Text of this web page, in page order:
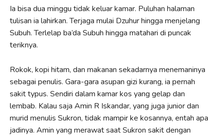
Ia bisa dua minggu tidak keluar kamar. Puluhan halaman
tulisan ia lahirkan. Terjaga mulai Dzuhur hingga menjelang
Subuh. Terlelap ba’da Subuh hingga matahari di puncak
teriknya.
Rokok, kopi hitam, dan makanan sekadarnya menemaninya
sebagai penulis. Gara-gara asupan gizi kurang, ia pernah
sakit typus. Sendiri dalam kamar kos yang gelap dan
lembab. Kalau saja Amin R Iskandar, yang juga junior dan
murid menulis Sukron, tidak mampir ke kosannya, entah apa
jadinya. Amin yang merawat saat Sukron sakit dengan